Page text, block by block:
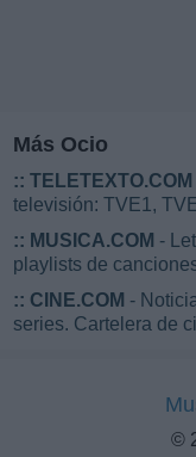
Más Ocio
:: TELETEXTO.COM
televisión: TVE1,
:: MUSICA.COM -
playlists de
:: CINE.COM -
series. Cartelera de
©